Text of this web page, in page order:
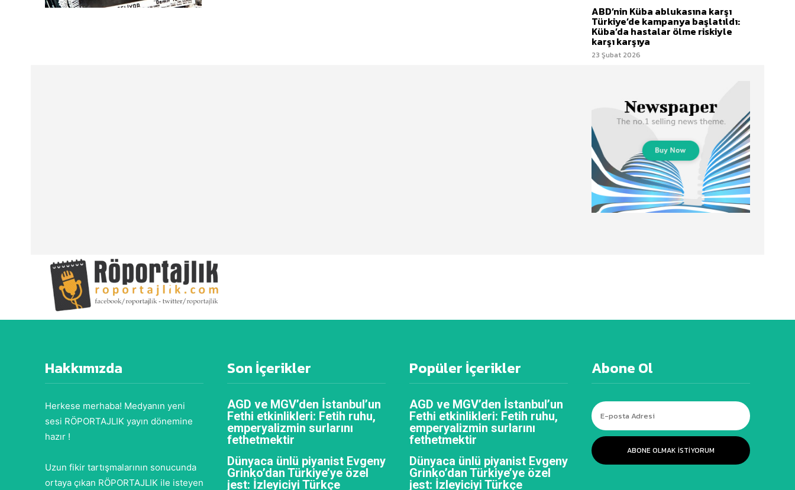
ABD’nin Küba ablukasına karşı
Türkiye’de kampanya başlatıldı:
Küba’da hastalar ölme riskiyle
karşı karşıya
23 Şubat 2026
Hakkımızda
Herkese merhaba! Medyanın yeni
sesi RÖPORTAJLIK yayın dönemine
hazır !
Uzun fikir tartışmalarının sonucunda
ortaya çıkan RÖPORTAJLIK ile isteyen
Son İçerikler
AGD ve MGV’den İstanbul’un
Fethi etkinlikleri: Fetih ruhu,
emperyalizmin surlarını
fethetmektir
Dünyaca ünlü piyanist Evgeny
Grinko’dan Türkiye’ye özel
jest: İzleyiciyi Türkçe
Popüler İçerikler
AGD ve MGV’den İstanbul’un
Fethi etkinlikleri: Fetih ruhu,
emperyalizmin surlarını
fethetmektir
Dünyaca ünlü piyanist Evgeny
Grinko’dan Türkiye’ye özel
jest: İzleyiciyi Türkçe
Abone Ol
ABONE OLMAK ISTIYORUM